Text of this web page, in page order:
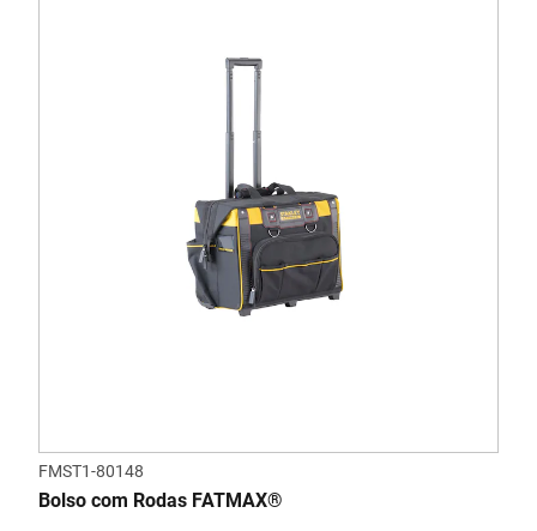
FMST1-80148
Bolso com Rodas FATMAX®